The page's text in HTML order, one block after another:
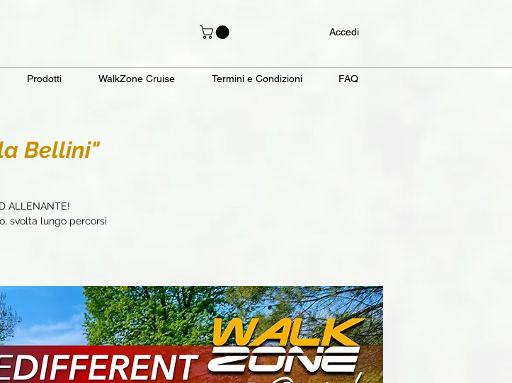
Accedi
Prodotti WalkZone Cruise Termini e Condizioni FAQ
Bellini"
ALLENANTE!
svolta lungo percorsi